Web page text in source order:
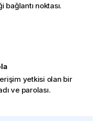
bağlantı noktası.
yetkisi olan bir
ve parolası.